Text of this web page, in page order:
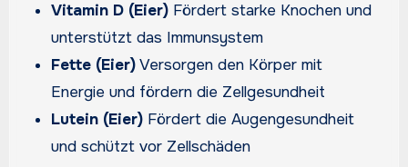
Vitamin D (Eier) Fördert starke Knochen und
unterstützt das Immunsystem
Fette (Eier)Versorgen den Körper mit
Energie und fördern die Zellgesundheit
Lutein (Eier) Fördert die Augengesundheit
und schützt vor Zellschäden